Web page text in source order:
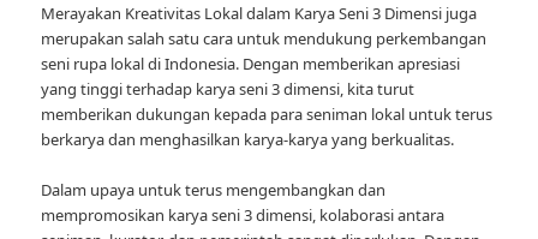
Merayakan Kreativitas Lokal dalam Karya Seni 3 Dimensi juga
merupakan salah satu cara untuk mendukung perkembangan
seni rupa lokal di Indonesia. Dengan memberikan apresiasi
yang tinggi terhadap karya seni 3 dimensi, kita turut
memberikan dukungan kepada para seniman lokal untuk terus
berkarya dan menghasilkan karya-karya yang berkualitas.
Dalam upaya untuk terus mengembangkan dan
mempromosikan karya seni 3 dimensi, kolaborasi antara